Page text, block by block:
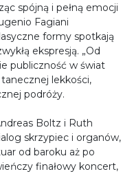
spójną i pełną emocji
Fagiani
formy spotkają
ekspresją. „Od
publiczność w świat
lekkości,
podróży.
Boltz i Ruth
skrzypiec i organów,
od baroku aż po
finałowy koncert,